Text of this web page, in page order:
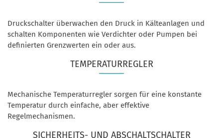
Druckschalter überwachen den Druck in Kälteanlagen und
schalten Komponenten wie Verdichter oder Pumpen bei
definierten Grenzwerten ein oder aus.
TEMPERATURREGLER
Mechanische Temperaturregler sorgen für eine konstante
Temperatur durch einfache, aber effektive
Regelmechanismen.
SICHERHEITS- UND ABSCHALTSCHALTER